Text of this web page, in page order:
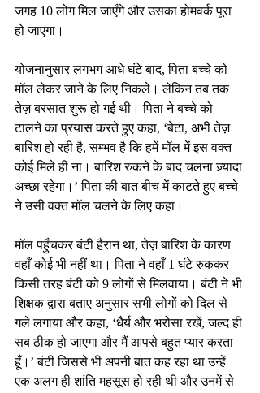
जगह 10 लोग मिल जाएँगे और उसका होमवर्क पूरा
हो जाएगा।
योजनानुसार लगभग आधे घंटे बाद, पिता बच्चे को
मॉल लेकर जाने के लिए निकले। लेकिन तब तक
तेज़ बरसात शुरू हो गई थी। पिता ने बच्चे को
टालने का प्रयास करते हुए कहा, ‘बेटा, अभी तेज़
बारिश हो रही है, सम्भव है कि हमें मॉल में इस वक्त
कोई मिले ही ना। बारिश रुकने के बाद चलना ज़्यादा
अच्छा रहेगा।’ पिता की बात बीच में काटते हुए बच्चे
ने उसी वक्त मॉल चलने के लिए कहा।
मॉल पहुँचकर बंटी हैरान था, तेज़ बारिश के कारण
वहाँ कोई भी नहीं था। पिता ने वहाँ 1 घंटे रुककर
किसी तरह बंटी को 9 लोगों से मिलवाया। बंटी ने भी
शिक्षक द्वारा बताए अनुसार सभी लोगों को दिल से
गले लगाया और कहा, ‘धैर्य और भरोसा रखें, जल्द ही
सब ठीक हो जाएगा और मैं आपसे बहुत प्यार करता
हूँ।’ बंटी जिससे भी अपनी बात कह रहा था उन्हें
एक अलग ही शांति महसूस हो रही थी और उनमें से